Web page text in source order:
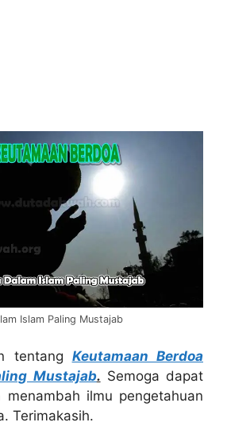
Islam Paling Mustajab
tentang Keutamaan Berdoa
Mustajab. Semoga dapat
ilmu pengetahuan
Terimakasih.